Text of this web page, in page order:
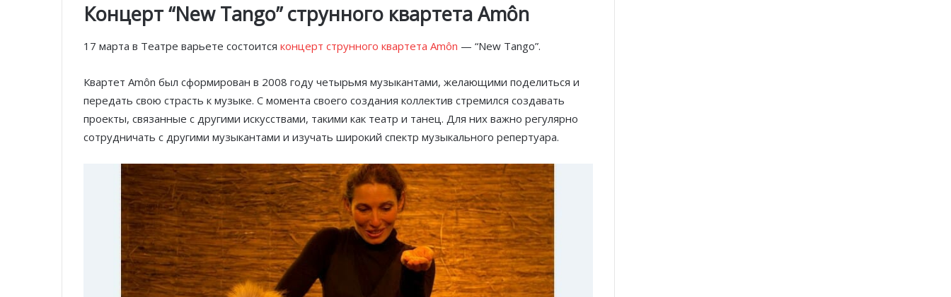
Концерт “New Tango” струнного квартета Amôn
17 марта в Театре варьете состоится концерт струнного квартета Amôn — “New Tango”.
Квартет Amôn был сформирован в 2008 году четырьмя музыкантами, желающими поделиться и
передать свою страсть к музыке. С момента своего создания коллектив стремился создавать
проекты, связанные с другими искусствами, такими как театр и танец. Для них важно регулярно
сотрудничать с другими музыкантами и изучать широкий спектр музыкального репертуара.